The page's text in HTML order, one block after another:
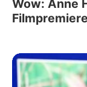
Wow: Anne